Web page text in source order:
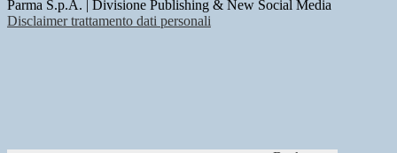
Parma S.p.A. | Divisione Publishing & New Social Media
Disclaimer trattamento dati personali